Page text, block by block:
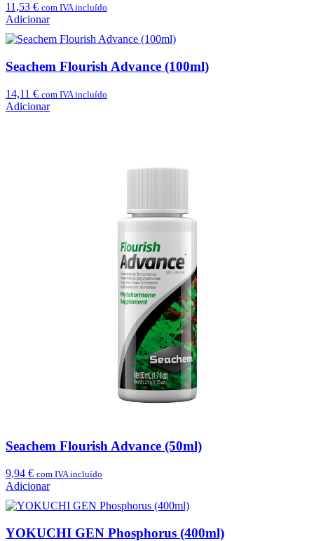
11,53 € com IVA incluído
Adicionar
Seachem Flourish Advance (100ml)
14,11 € com IVA incluído
Adicionar
Seachem Flourish Advance (50ml)
9,94 € com IVA incluído
Adicionar
YOKUCHI GEN Phosphorus (400ml)